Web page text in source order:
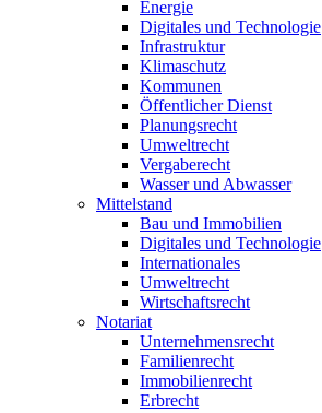
Energie
Digitales und Technologie
Infrastruktur
Klimaschutz
Kommunen
Öffentlicher Dienst
Planungsrecht
Umweltrecht
Vergaberecht
Wasser und Abwasser
Mittelstand
Bau und Immobilien
Digitales und Technologie
Internationales
Umweltrecht
Wirtschaftsrecht
Notariat
Unternehmensrecht
Familienrecht
Immobilienrecht
Erbrecht